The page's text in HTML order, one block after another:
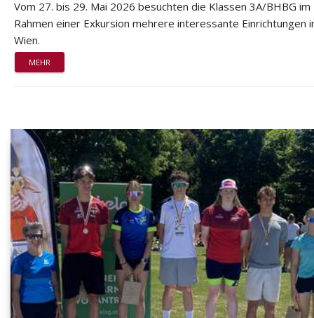
Vom 27. bis 29. Mai 2026 besuchten die Klassen 3A/BHBG im
Rahmen einer Exkursion mehrere interessante Einrichtungen
Wien.
MEHR